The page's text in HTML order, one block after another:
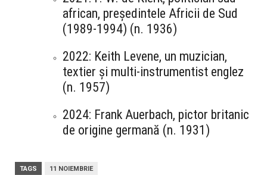
african, președintele Africii de Sud
(1989-1994) (n. 1936)
2022: Keith Levene, un muzician,
textier și multi-instrumentist englez
(n. 1957)
2024: Frank Auerbach, pictor britanic
de origine germană (n. 1931)
TAGS 11 NOIEMBRIE